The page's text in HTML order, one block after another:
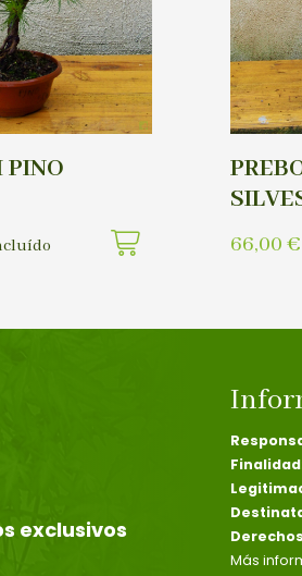
PINO
66,00 €
exclusivos
Más